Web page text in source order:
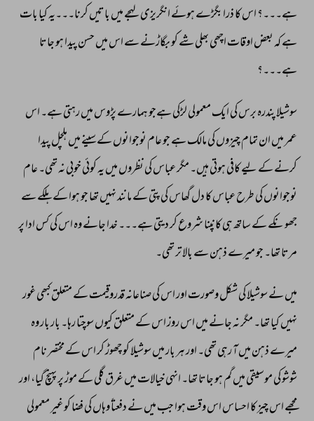
ہے۔۔۔؟ اس کا ذرا بگڑے ہوئے انگریزی لہجے میں باتیں کرنا۔۔۔یہ کیا بات
ہے کہ بعض اوقات اچھی بھلی شے کو بگاڑنے سے اس میں حسن پیدا ہو جاتا
ہے۔۔۔؟
سوشیلا پندرہ برس کی ایک معمولی لڑکی ہےجو ہمارے پڑوس میں رہتی ہے۔ اس
عمر میں ان تمام چیزوں کی مالک ہے جو عام نوجوانوں کے سینے میں ہلچل پیدا
کرنے کے لیے کافی ہوتی ہیں۔ مگر عباس کی نظروں میں یہ کوئی خوبی نہ تھی۔ عام
نوجوانوں کی طرح عباس کا دل گھاس کی پتی کے مانند نہیں تھا جو ہوا کے ہلکے سے
جھونکے کے ساتھ ہی کانپنا شروع کر دیتی ہے۔۔۔ خدا جانے وہ اس کی کس ادا پر
مرتا تھا۔ جو میرے ذہن سے بالا تر تھی۔
میں نے سوشیلا کی شکل وصورت اور اس کی صناعانہ قدروقیمت کے متعلق کبھی غور
نہیں کیا تھا۔ مگر نہ جانے میں اس روز اس کے متعلق کیوں سوچتا رہا۔ بار بار وہ
میرے ذہن میں آ رہی تھی۔ اور ہر بار میں سوشیلا کو چھوڑ کر اس کے مختصر نام
شوشو کی موسیقی میں گم ہو جاتا تھا۔ انہی خیالات میں غرق گلی کے موڑ پر پہنچ گیا، اور
مجھے اس چیز کا احساس اس وقت ہوا جب میں نے دفعتاً وہاں کی فضا کو غیر معمولی